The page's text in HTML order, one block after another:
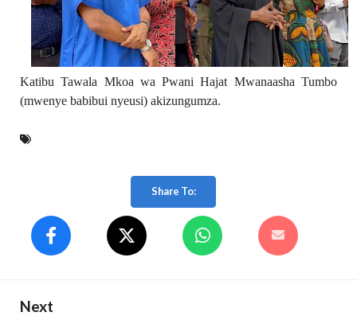
Katibu Tawala Mkoa wa Pwani Hajat Mwanaasha Tumbo
(mwenye babibui nyeusi) akizungumza.
Share To:
Next